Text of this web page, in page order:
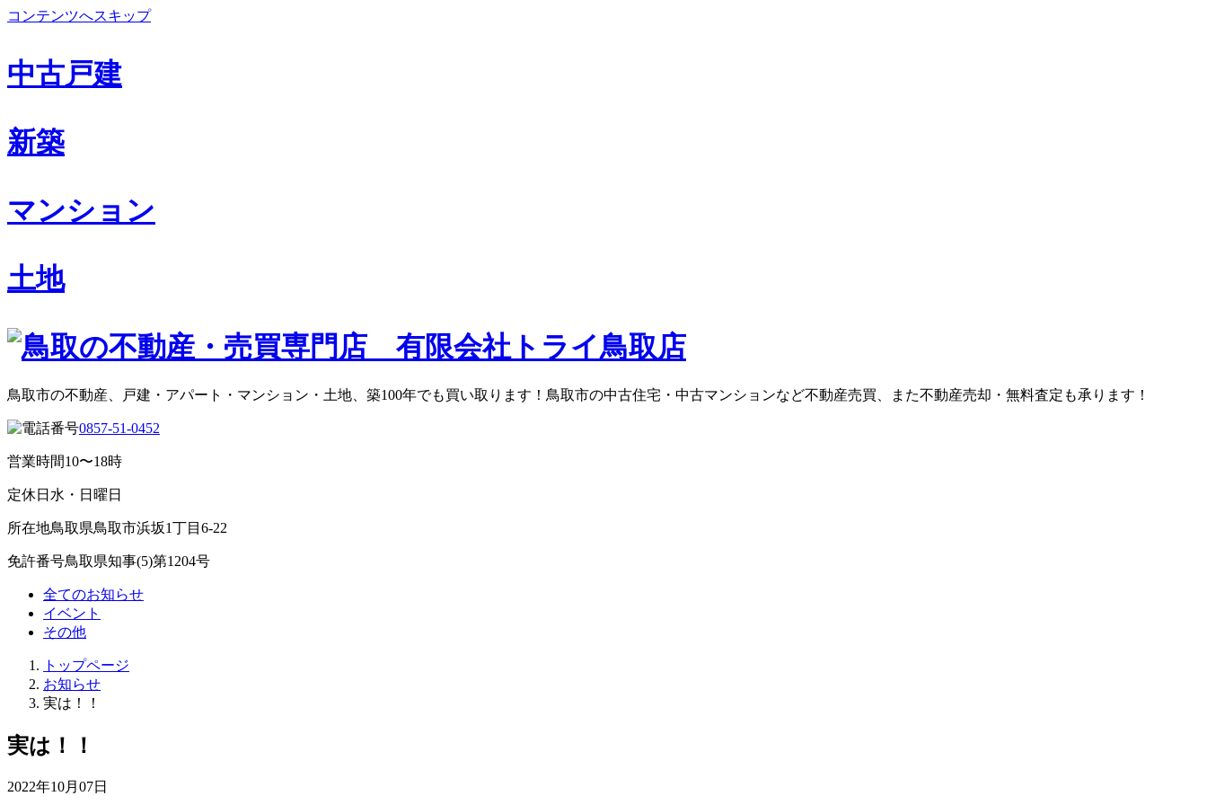
コンテンツへスキップ
中古戸建
新築
マンション
土地
鳥取市の不動産、戸建・アパート・マンション・土地、築100年でも買い取ります！鳥取市の中古住宅・中古マンションなど不動産売買、また不動産売却・無料査定も承ります！
0857-51-0452
営業時間10〜18時
定休日 水・日曜日
所在地鳥取県鳥取市浜坂1丁目6-22
免許番号鳥取県知事(5)第1204号
全てのお知らせ
イベント
その他
トップページ
お知らせ
実は！！
実は！！
2022年10月07日